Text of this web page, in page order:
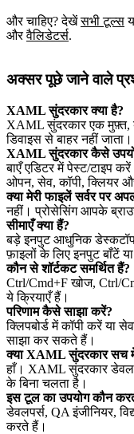
और चाहिए? देखें सभी टूल्स
और वैलिडेटर्स.
अक्सर पूछे जाने वाले
XAML सुंदरकार क्या है?
XAML सुंदरकार एक
डिवाइस से बाहर नहीं जाता।
XAML सुंदरकार कैसे
बाएँ एडिटर में पेस्ट/टाइप
ओपन, सेव, कॉपी, क्लियर
क्या मेरी फाइलें सर्वर पर
नहीं। प्रोसेसिंग आपके
सीमाएँ क्या हैं?
बड़े इनपुट आधुनिक
फ़ाइलों के लिए इनपुट बाँटें
कौन से शॉर्टकट समर्थित हैं?
Ctrl/Cmd+F खोज, Ctrl/
ये क्रियाएँ हैं।
परिणाम कैसे साझा करें?
क्लिपबोर्ड में कॉपी करें
साझा कर सकते हैं।
क्या XAML सुंदरकार सच
हाँ। XAML सुंदरकार
के बिना चलता है।
इस टूल का उपयोग कौन
डेवलपर्स, QA इंजीनियर,
करते हैं।